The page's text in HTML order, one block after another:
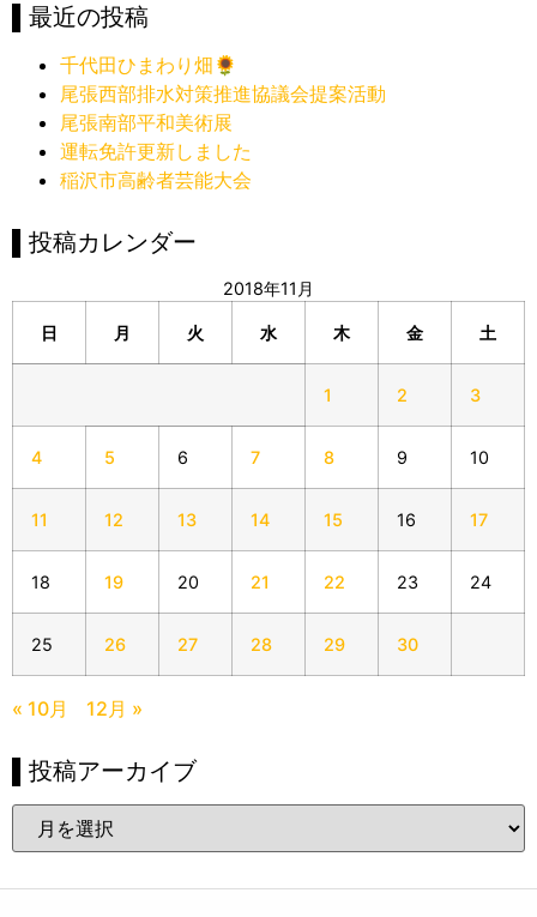
▌最近の投稿
千代田ひまわり畑🌻
尾張西部排水対策推進協議会提案活動
尾張南部平和美術展
運転免許更新しました
稲沢市高齢者芸能大会
▌投稿カレンダー
2018年11月
日 月 火 水 木 金 土
1 2 3
4 5 6 7 8 9 10
11 12 13 14 15 16 17
18 19 20 21 22 23 24
25 26 27 28 29 30
« 10月 12月 »
▌投稿アーカイブ